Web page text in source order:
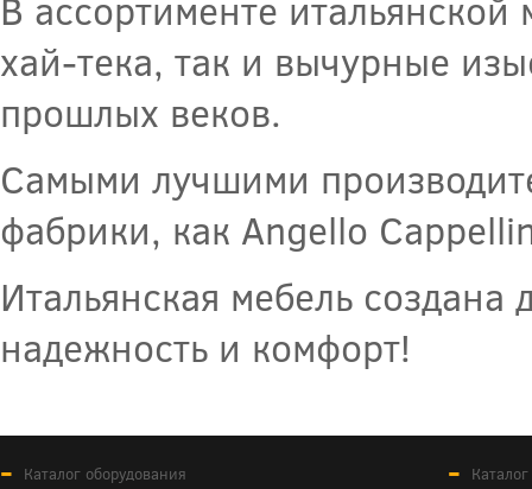
хай-тека, так и вычурные
прошлых веков.
Самыми лучшими
фабрики, как Angello
Итальянская мебель создана
надежность и комфорт!
Каталог оборудования